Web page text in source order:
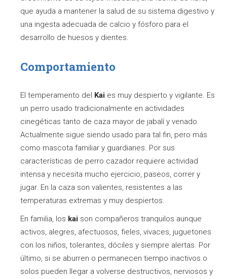
que ayuda a mantener la salud de su sistema digestivo y
una ingesta adecuada de calcio y fósforo para el
desarrollo de huesos y dientes.
Comportamiento
El temperamento del Kai es muy despierto y vigilante. Es
un perro usado tradicionalmente en actividades
cinegéticas tanto de caza mayor de jabalí y venado.
Actualmente sigue siendo usado para tal fin, pero más
como mascota familiar y guardianes. Por sus
características de perro cazador requiere actividad
intensa y necesita mucho ejercicio, paseos, correr y
jugar. En la caza son valientes, resistentes a las
temperaturas extremas y muy despiertos.
En familia, los kai son compañeros tranquilos aunque
activos, alegres, afectuosos, fieles, vivaces, juguetones
con los niños, tolerantes, dóciles y siempre alertas. Por
último, si se aburren o permanecen tiempo inactivos o
solos pueden llegar a volverse destructivos, nerviosos y